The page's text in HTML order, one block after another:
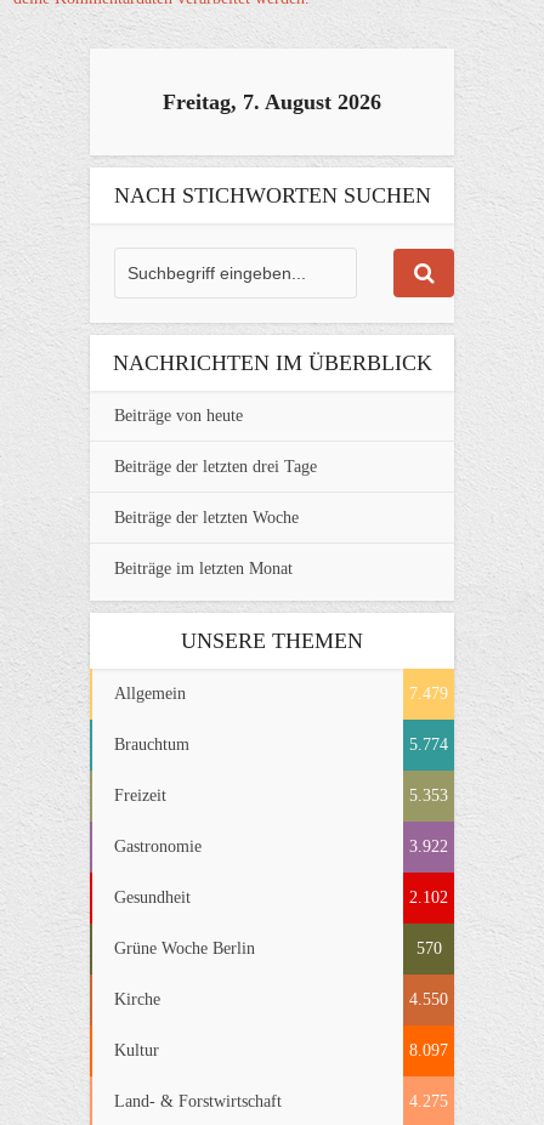
Freitag, 7. August 2026
NACH STICHWORTEN SUCHEN
NACHRICHTEN IM ÜBERBLICK
Beiträge von heute
Beiträge der letzten drei Tage
Beiträge der letzten Woche
Beiträge im letzten Monat
UNSERE THEMEN
Allgemein 7.479
Brauchtum 5.774
Freizeit 5.353
Gastronomie 3.922
Gesundheit 2.102
Grüne Woche Berlin 570
Kirche 4.550
Kultur 8.097
Land- & Forstwirtschaft 4.275